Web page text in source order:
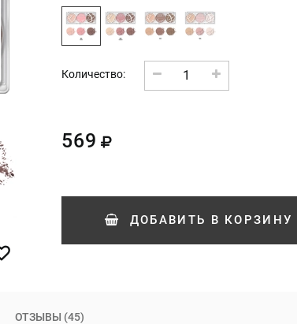
Количество: 1
569
ДОБАВИТЬ В КОРЗИНУ
ОТЗЫВЫ (45)